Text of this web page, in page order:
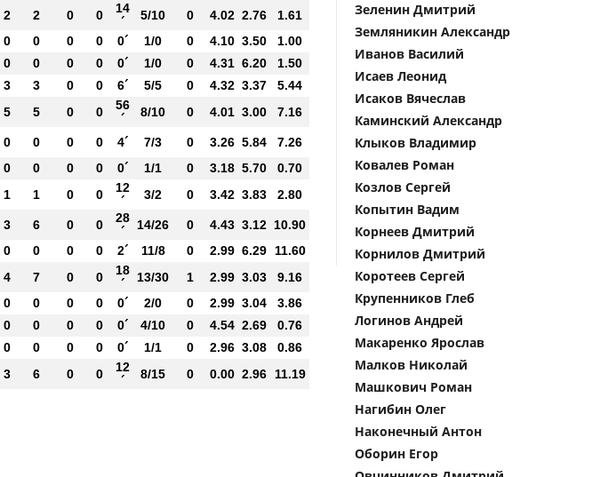
2 2 0 0
14
´
5/10 0 4.02 2.76
1.61
0 0 0 0 0´ 1/0 0 4.10 3.50
1.00
0 0 0 0 0´ 1/0 0 4.31 6.20
1.50
3 3 0 0 6´ 5/5 0 4.32 3.37
5.44
5 5 0 0
56
´
8/10 0 4.01 3.00 7.16
0 0 0 0 4´ 7/3 0 3.26 5.84
7.26
0 0 0 0 0´ 1/1 0 3.18 5.70
0.70
1 1 0 0
12
´
3/2 0 3.42 3.83 2.80
3 6 0 0
28
´
14/26 0 4.43 3.12 10.90
0 0 0 0 2´ 11/8 0 2.99 6.29
11.60
4 7 0 0
18
´
13/30 1 2.99 3.03
9.16
0 0 0 0 0´ 2/0 0 2.99 3.04
3.86
0 0 0 0 0´ 4/10 0 4.54 2.69
0.76
0 0 0 0 0´ 1/1 0 2.96 3.08
0.86
3 6 0 0
12
´
8/15 0 0.00 2.96 11.19
Зеленин Дмитрий
Земляникин Александр
Иванов Василий
Исаев Леонид
Исаков Вячеслав
Каминский Александр
Клыков Владимир
Ковалев Роман
Козлов Сергей
Копытин Вадим
Корнеев Дмитрий
Корнилов Дмитрий
Коротеев Сергей
Крупенников Глеб
Логинов Андрей
Макаренко Ярослав
Малков Николай
Машкович Роман
Нагибин Олег
Наконечный Антон
Оборин Егор